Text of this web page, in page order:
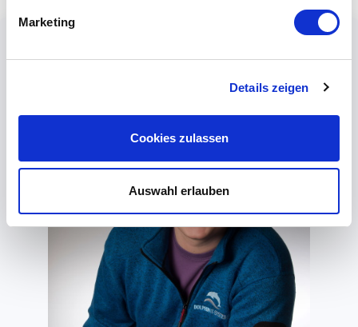
Marketing
Details zeigen
Cookies zulassen
Auswahl erlauben